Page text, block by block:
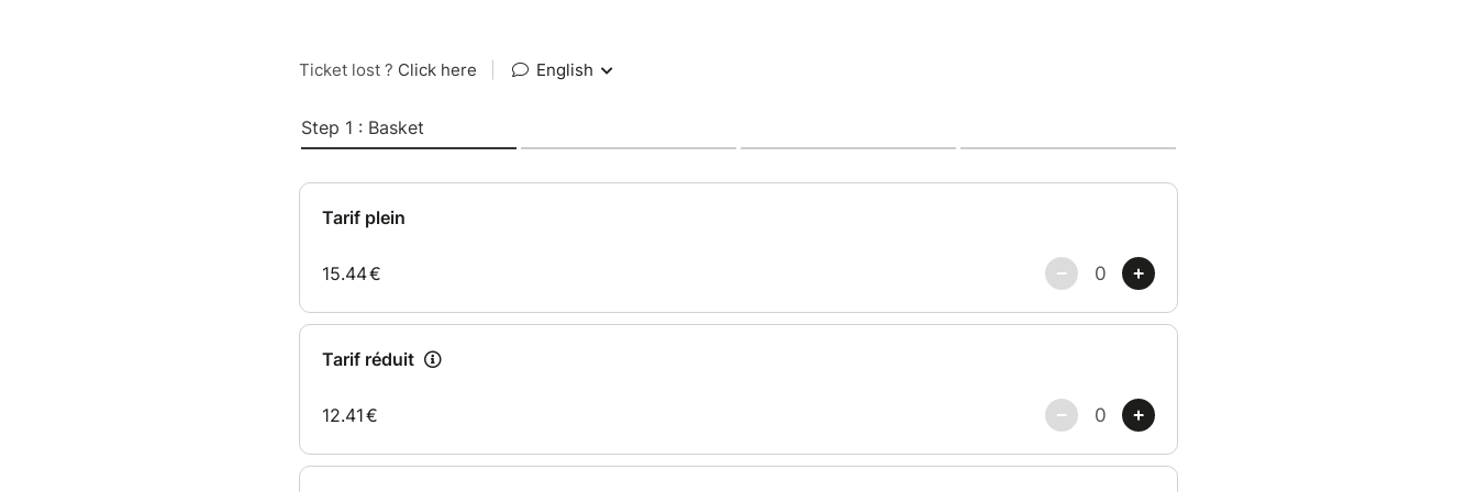
Ticket lost ? Click here English
Step 1 : Basket
Tarif plein
15.44€
Tarif réduit
12.41€